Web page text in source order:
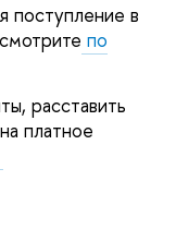
поступление в
по
расставить
платное